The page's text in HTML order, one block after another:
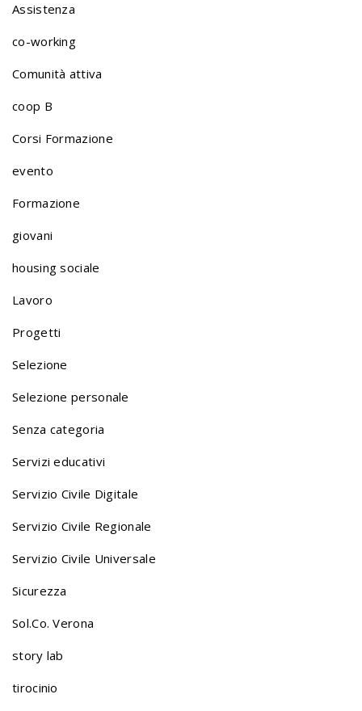
Assistenza
co-working
Comunità attiva
coop B
Corsi Formazione
evento
Formazione
giovani
housing sociale
Lavoro
Progetti
Selezione
Selezione personale
Senza categoria
Servizi educativi
Servizio Civile Digitale
Servizio Civile Regionale
Servizio Civile Universale
Sicurezza
Sol.Co. Verona
story lab
tirocinio